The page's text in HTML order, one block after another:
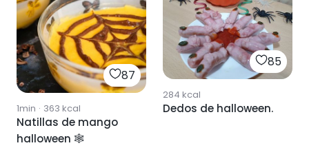
87
1min · 363 kcal
Natillas de mango
halloween 🕸️
85
284 kcal
Dedos de halloween.